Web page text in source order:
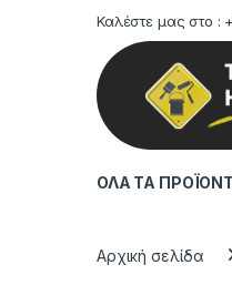
Καλέστε μας στο :
ΟΛΑ ΤΑ
Αρχική σελίδα